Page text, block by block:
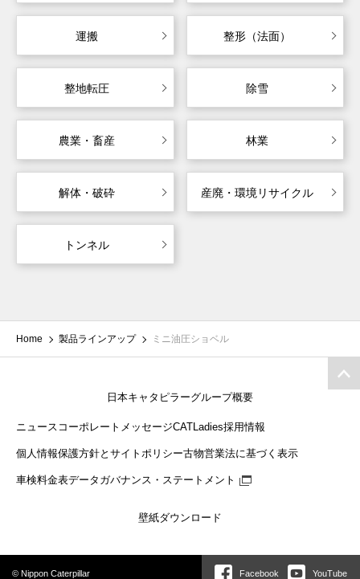
運搬 整形（法面）
整地転圧 除雪
農業・畜産 林業
解体・破砕 産廃・環境リサイクル
トンネル
Home 製品ラインアップ ミニ油圧ショベル
日本キャタピラーグループ概要
ニュース コーポレートメッセージCATLadies採用情報
個人情報保護方針とサイトポリシー古物営業法に基づく表示
車検料金表データガバナンス・ステートメント
壁紙ダウンロード
© Nippon Caterpillar Facebook YouTube